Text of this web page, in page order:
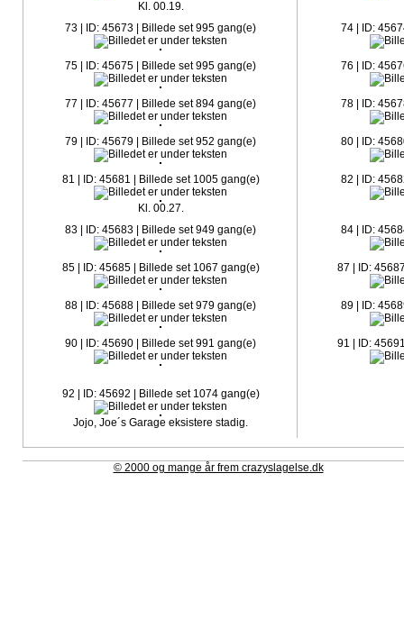
Kl. 00.19.
73 | ID: 45673 | Billede set 995 gang(e) 74 | ID:
75 | ID: 45675 | Billede set 995 gang(e) 76 | ID:
77 | ID: 45677 | Billede set 894 gang(e) 78 | ID:
79 | ID: 45679 | Billede set 952 gang(e) 80 | ID:
81 | ID: 45681 | Billede set 1005 gang(e)
Kl. 00.27.
82 | ID:
83 | ID: 45683 | Billede set 949 gang(e) 84 | ID:
85 | ID: 45685 | Billede set 1067 gang(e) 87 | ID:
88 | ID: 45688 | Billede set 979 gang(e) 89 | ID:
90 | ID: 45690 | Billede set 991 gang(e) 91 | ID:
92 | ID: 45692 | Billede set 1074 gang(e)
Jojo, Joe´s Garage eksistere stadig.
© 2000 og mange år frem crazyslagelse.dk